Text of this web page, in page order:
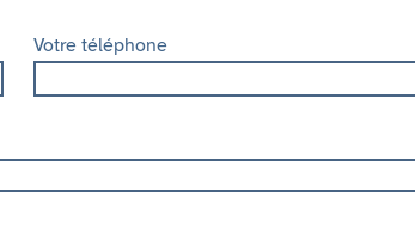
Votre téléphone